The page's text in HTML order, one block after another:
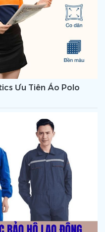
Ưu Tiên Áo Polo